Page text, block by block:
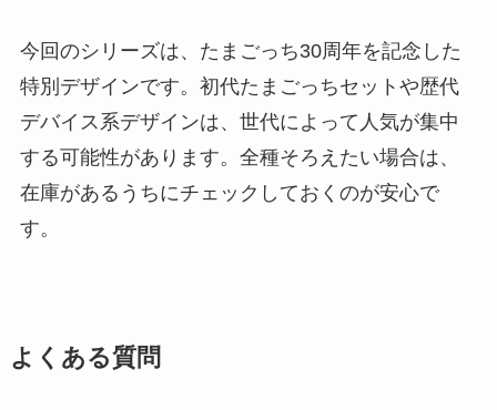
今回のシリーズは、たまごっち30周年を記念した
特別デザインです。初代たまごっちセットや歴代
デバイス系デザインは、世代によって人気が集中
する可能性があります。全種そろえたい場合は、
在庫があるうちにチェックしておくのが安心で
す。
よくある質問